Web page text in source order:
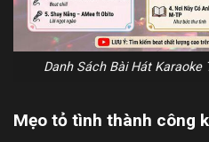
Danh Sách Bài Hát
Mẹo tỏ tình thành công